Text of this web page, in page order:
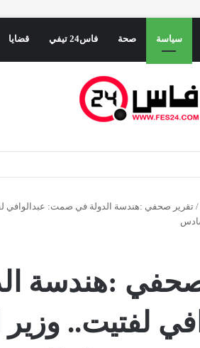
سياسة صحة فاس24 تيفي قضايا
وشبهات حول الفرار
/ تقرير صحفي :هندسة الدولة في صمت: عبدالوافي
صحفي :هندسة
لفتيت.. وزير